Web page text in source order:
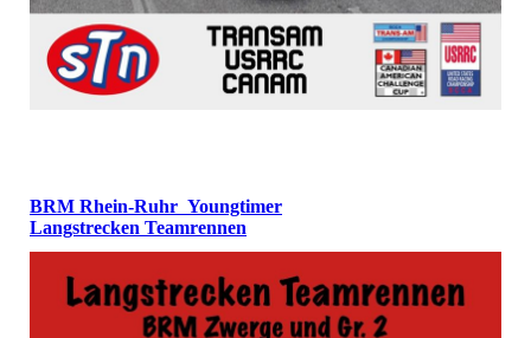
BRM Rhein-Ruhr Youngtimer
Langstrecken Teamrennen